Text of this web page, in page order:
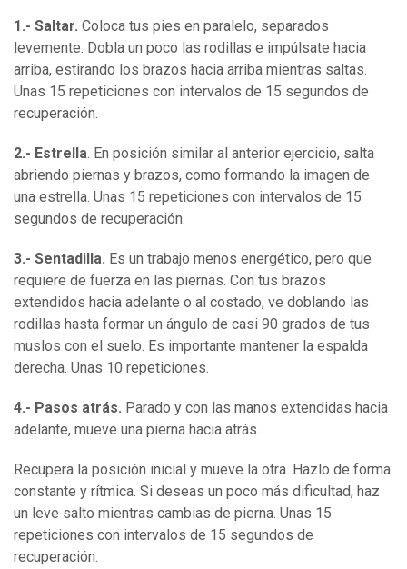
1.- Saltar. Coloca tus pies en paralelo, separados
levemente. Dobla un poco las rodillas e impúlsate hacia
arriba, estirando los brazos hacia arriba mientras saltas.
Unas 15 repeticiones con intervalos de 15 segundos de
recuperación.
2.- Estrella. En posición similar al anterior ejercicio, salta
abriendo piernas y brazos, como formando la imagen de
una estrella. Unas 15 repeticiones con intervalos de 15
segundos de recuperación.
3.- Sentadilla. Es un trabajo menos energético, pero que
requiere de fuerza en las piernas. Con tus brazos
extendidos hacia adelante o al costado, ve doblando las
rodillas hasta formar un ángulo de casi 90 grados de tus
muslos con el suelo. Es importante mantener la espalda
derecha. Unas 10 repeticiones.
4.- Pasos atrás. Parado y con las manos extendidas hacia
adelante, mueve una pierna hacia atrás.
Recupera la posición inicial y mueve la otra. Hazlo de forma
constante y rítmica. Si deseas un poco más dificultad, haz
un leve salto mientras cambias de pierna. Unas 15
repeticiones con intervalos de 15 segundos de
recuperación.